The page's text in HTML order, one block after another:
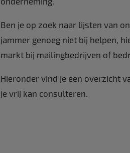
Ben je op zoek naar lijsten van
jammer genoeg niet bij helpen,
markt bij mailingbedrijven of
Hieronder vind je een overzicht
je vrij kan consulteren.